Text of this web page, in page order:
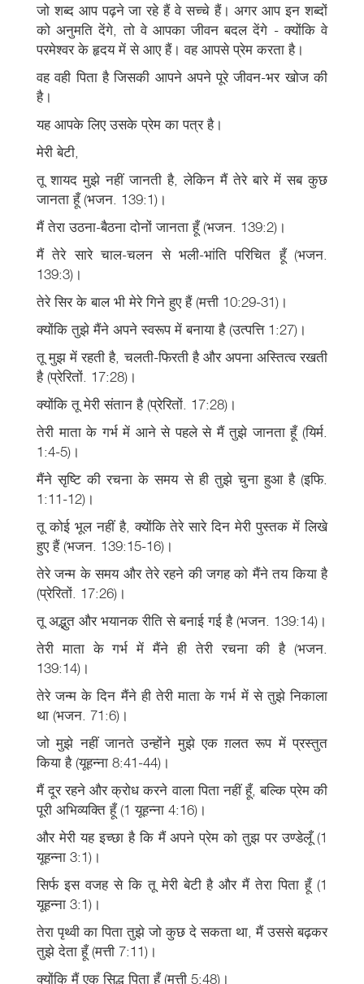
जो शब्द आप पढ़ने जा रहे हैं वे सच्चे हैं। अगर आप इन शब्दों
को अनुमति देंगे, तो वे आपका जीवन बदल देंगे - क्योंकि वे
परमेश्वर के हृदय में से आए हैं। वह आपसे प्रेम करता है।
वह वही पिता है जिसकी आपने अपने पूरे जीवन-भर खोज की
है।
यह आपके लिए उसके प्रेम का पत्र है।
मेरी बेटी,
तू शायद मुझे नहीं जानती है, लेकिन मैं तेरे बारे में सब कुछ
जानता हूँ (भजन. 139:1)।
मैं तेरा उठना-बैठना दोनों जानता हूँ (भजन. 139:2)।
मैं तेरे सारे चाल-चलन से भली-भांति परिचित हूँ (भजन.
139:3)।
तेरे सिर के बाल भी मेरे गिने हुए हैं (मत्ती 10:29-31)।
क्योंकि तुझे मैंने अपने स्वरूप में बनाया है (उत्पत्ति 1:27)।
तू मुझ में रहती है, चलती-फिरती है और अपना अस्तित्व रखती
है (प्रेरितों. 17:28)।
क्योंकि तू मेरी संतान है (प्रेरितों. 17:28)।
तेरी माता के गर्भ में आने से पहले से मैं तुझे जानता हूँ (यिर्म.
1:4-5)।
मैंने सृष्टि की रचना के समय से ही तुझे चुना हुआ है (इफि.
1:11-12)।
तू कोई भूल नहीं है, क्योंकि तेरे सारे दिन मेरी पुस्तक में लिखे
हुए हैं (भजन. 139:15-16)।
तेरे जन्म के समय और तेरे रहने की जगह को मैंने तय किया है
(प्रेरितों. 17:26)।
तू अद्भुत और भयानक रीति से बनाई गई है (भजन. 139:14)।
तेरी माता के गर्भ में मैंने ही तेरी रचना की है (भजन.
139:14)।
तेरे जन्म के दिन मैंने ही तेरी माता के गर्भ में से तुझे निकाला
था (भजन. 71:6)।
जो मुझे नहीं जानते उन्होंने मुझे एक ग़लत रूप में प्रस्तुत
किया है (यूहन्ना 8:41-44)।
मैं दूर रहने और क्रोध करने वाला पिता नहीं हूँ, बल्कि प्रेम की
पूरी अभिव्यक्ति हूँ (1 यूहन्ना 4:16)।
और मेरी यह इच्छा है कि मैं अपने प्रेम को तुझ पर उण्डेलूँ (1
यूहन्ना 3:1)।
सिर्फ इस वजह से कि तू मेरी बेटी है और मैं तेरा पिता हूँ (1
यूहन्ना 3:1)।
तेरा पृथ्वी का पिता तुझे जो कुछ दे सकता था, मैं उससे बढ़कर
तुझे देता हूँ (मत्ती 7:11)।
क्योंकि मैं एक सिद्ध पिता हूँ (मत्ती 5:48)।